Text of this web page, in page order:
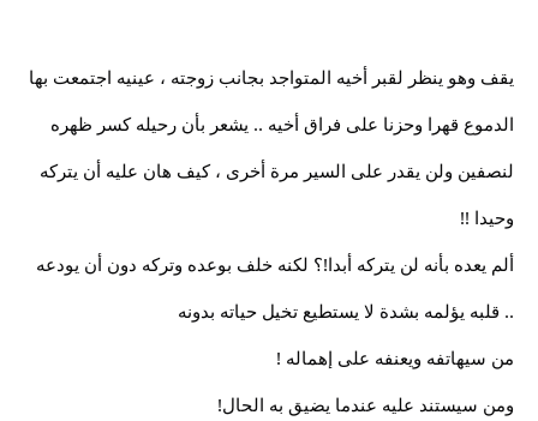
يقف وهو ينظر لقبر أخيه المتواجد بجانب زوجته ، عينيه اجتمعت بها
الدموع قهرا وحزنا على فراق أخيه .. يشعر بأن رحيله كسر ظهره
لنصفين ولن يقدر على السير مرة أخرى ، كيف هان عليه أن يتركه
وحيدا !!
ألم يعده بأنه لن يتركه أبدا!؟ لكنه خلف بوعده وتركه دون أن يودعه
.. قلبه يؤلمه بشدة لا يستطيع تخيل حياته بدونه
من سيهاتفه ويعنفه على إهماله !
ومن سيستند عليه عندما يضيق به الحال!